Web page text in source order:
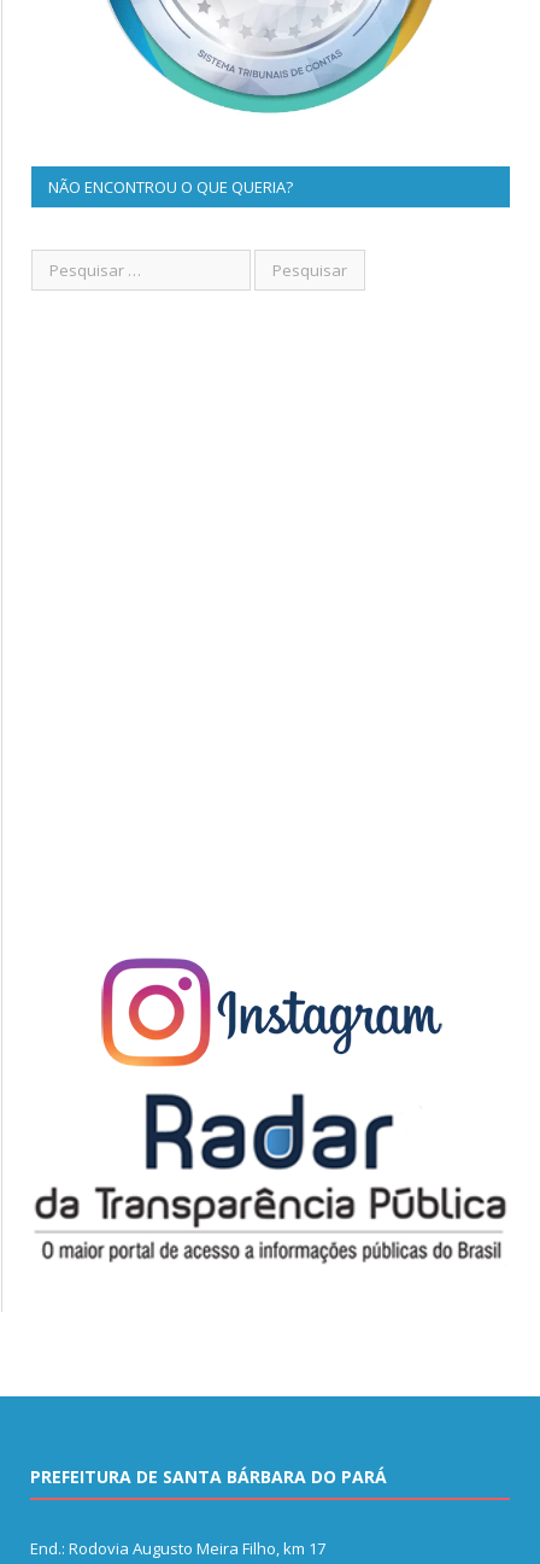
NÃO ENCONTROU O QUE QUERIA?
PREFEITURA DE SANTA BÁRBARA DO PARÁ
End.: Rodovia Augusto Meira Filho, km 17